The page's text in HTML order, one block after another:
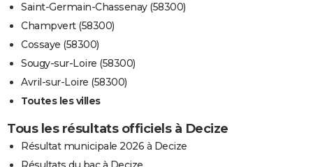
Saint-Germain-Chassenay (58300)
Champvert (58300)
Cossaye (58300)
Sougy-sur-Loire (58300)
Avril-sur-Loire (58300)
Toutes les villes
Tous les résultats officiels à Decize
Résultat municipale 2026 à Decize